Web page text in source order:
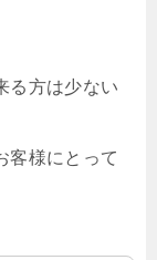
る方は少ない
客様にとって